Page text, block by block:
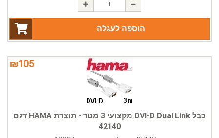
הוספה לעגלה
₪105
כבל DVI-D Dual Link מקצועי 3 מטר - תוצרת HAMA דגם
42140